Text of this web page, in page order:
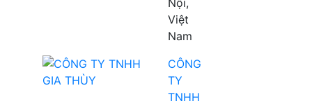
Nội,
Việt
Nam
CÔNG
TY
TNHH